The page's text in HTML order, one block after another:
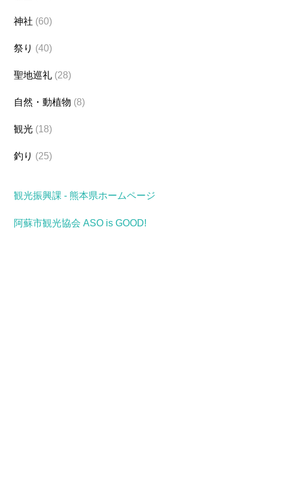
神社 (60)
祭り (40)
聖地巡礼 (28)
自然・動植物 (8)
観光 (18)
釣り (25)
観光振興課 - 熊本県ホームページ
阿蘇市観光協会 ASO is GOOD!